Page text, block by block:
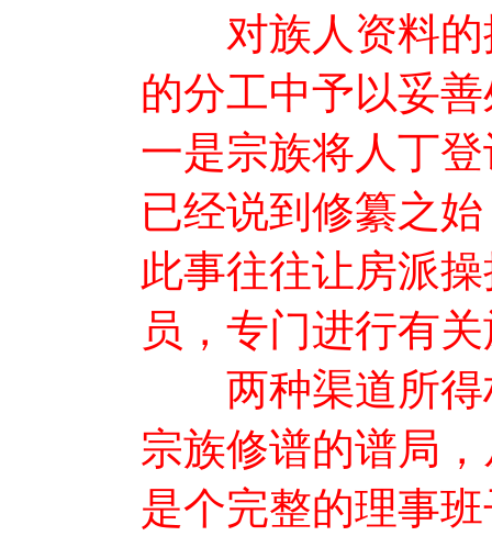
对族人资料的
的分工中予以妥
一是宗族将人丁
已经说到修纂之
此事往往让房派
员，专门进行有
两种渠道所得
宗族修谱的谱局
是个完整的理事